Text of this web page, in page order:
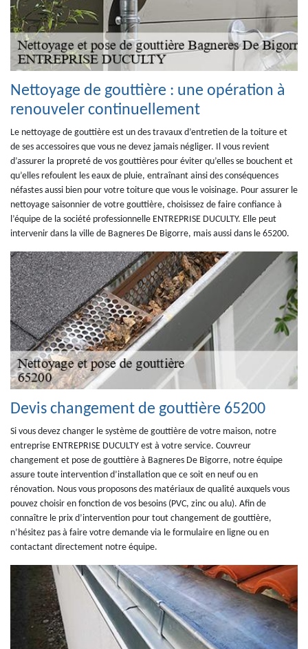
Nettoyage de gouttière : une opération à
renouveler continuellement
Le nettoyage de gouttière est un des travaux d’entretien de la toiture et
de ses accessoires que vous ne devez jamais négliger. Il vous revient
d’assurer la propreté de vos gouttières pour éviter qu’elles se bouchent et
qu’elles refoulent les eaux de pluie, entraînant ainsi des conséquences
néfastes aussi bien pour votre toiture que vous le voisinage. Pour assurer le
nettoyage saisonnier de votre gouttière, choisissez de faire confiance à
l’équipe de la société professionnelle ENTREPRISE DUCULTY. Elle peut
intervenir dans la ville de Bagneres De Bigorre, mais aussi dans le 65200.
Devis changement de gouttière 65200
Si vous devez changer le système de gouttière de votre maison, notre
entreprise ENTREPRISE DUCULTY est à votre service. Couvreur
changement et pose de gouttière à Bagneres De Bigorre, notre équipe
assure toute intervention d’installation que ce soit en neuf ou en
rénovation. Nous vous proposons des matériaux de qualité auxquels vous
pouvez choisir en fonction de vos besoins (PVC, zinc ou alu). Afin de
connaître le prix d’intervention pour tout changement de gouttière,
n’hésitez pas à faire votre demande via le formulaire en ligne ou en
contactant directement notre équipe.